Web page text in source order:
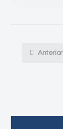
Anterior